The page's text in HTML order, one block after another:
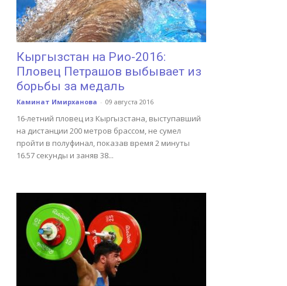
Кыргызстан на Рио-2016:
Пловец Петрашов выбывает из
борьбы за медаль
Каминат Имирханова - 09 августа 2016
16-летний пловец из Кыргызстана, выступавший
на дистанции 200 метров брассом, не сумел
пройти в полуфинал, показав время 2 минуты
16.57 секунды и заняв 38...